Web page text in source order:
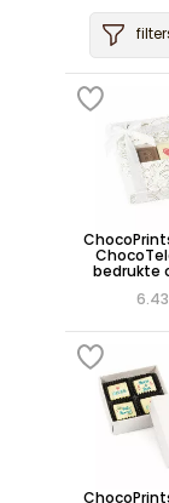
bedrukte
6.43